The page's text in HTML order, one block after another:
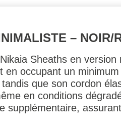
– NOIR/
Sheaths en
occupant un
que son cordon
en conditions
supplémentaire,